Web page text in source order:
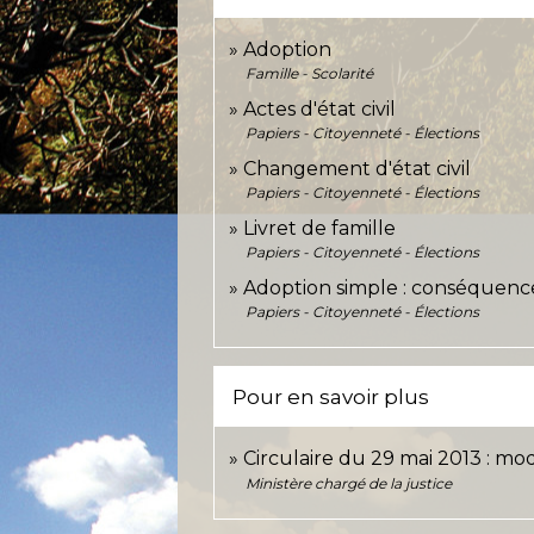
Adoption
Famille - Scolarité
Actes d'état civil
Papiers - Citoyenneté - Élections
Changement d'état civil
Papiers - Citoyenneté - Élections
Livret de famille
Papiers - Citoyenneté - Élections
Adoption simple :
Papiers - Citoyenneté - Élections
Pour en savoir plus
Circulaire du 29 mai 2013 :
Ministère chargé de la justice